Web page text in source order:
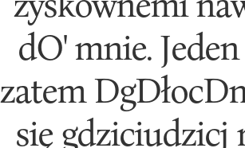
dO' mnie.
zatem
się gdziciudzicj